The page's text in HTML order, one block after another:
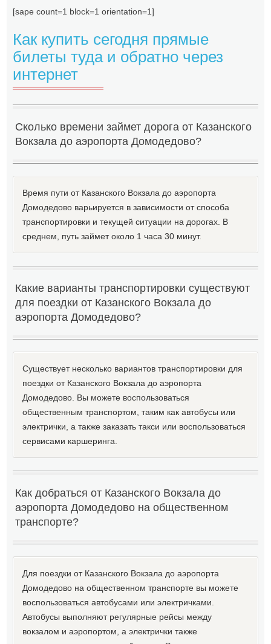
[sape count=1 block=1 orientation=1]
Как купить сегодня прямые
билеты туда и обратно через
интернет
Сколько времени займет дорога от Казанского
Вокзала до аэропорта Домодедово?
Время пути от Казанского Вокзала до аэропорта
Домодедово варьируется в зависимости от способа
транспортировки и текущей ситуации на дорогах. В
среднем, путь займет около 1 часа 30 минут.
Какие варианты транспортировки существуют
для поездки от Казанского Вокзала до
аэропорта Домодедово?
Существует несколько вариантов транспортировки для
поездки от Казанского Вокзала до аэропорта
Домодедово. Вы можете воспользоваться
общественным транспортом, таким как автобусы или
электрички, а также заказать такси или воспользоваться
сервисами каршеринга.
Как добраться от Казанского Вокзала до
аэропорта Домодедово на общественном
транспорте?
Для поездки от Казанского Вокзала до аэропорта
Домодедово на общественном транспорте вы можете
воспользоваться автобусами или электричками.
Автобусы выполняют регулярные рейсы между
вокзалом и аэропортом, а электрички также